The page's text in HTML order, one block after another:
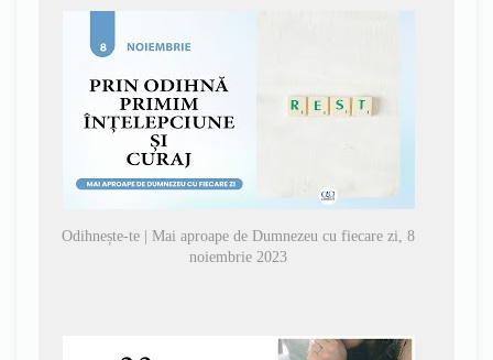
Odihnește-te | Mai aproape de Dumnezeu cu fiecare zi, 8
noiembrie 2023